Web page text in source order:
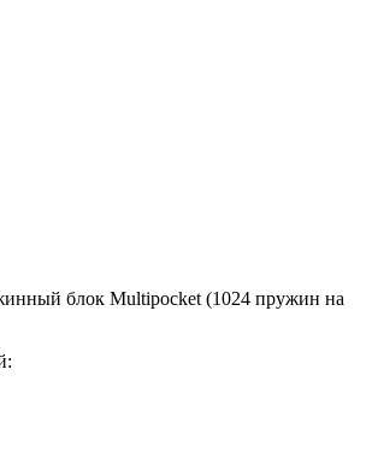
блок Multipocket (1024 пружин на